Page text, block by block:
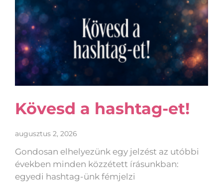
Kövesd a hashtag-et!
augusztus 2, 2026
Gondosan elhelyezünk egy jelzést az utóbbi
években minden közzétett írásunkban:
egyedi hashtag-ünk fémjelzi